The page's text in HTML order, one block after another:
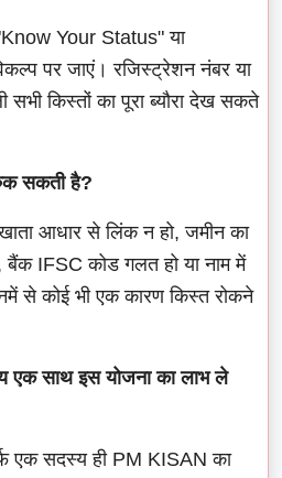
Your Status" या
पर जाएं। रजिस्ट्रेशन नंबर या
किस्तों का पूरा ब्यौरा देख सकते
सकती है?
आधार से लिंक न हो, जमीन का
बैंक IFSC कोड गलत हो या नाम में
से कोई भी एक कारण किस्त रोकने
एक साथ इस योजना का लाभ ले
एक सदस्य ही PM KISAN का